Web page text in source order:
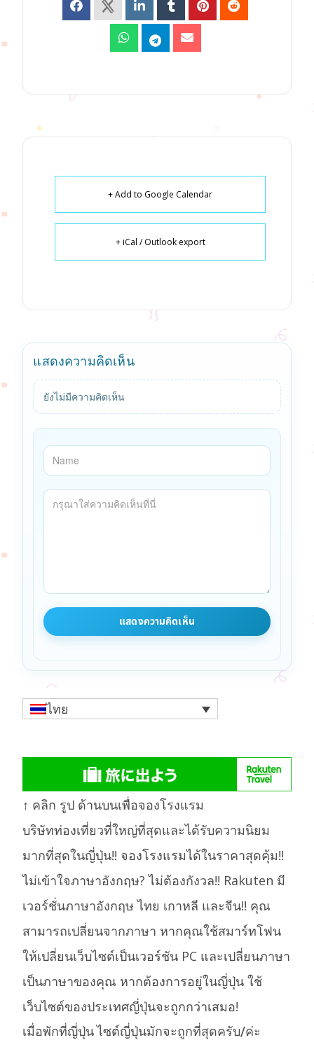
+ Add to Google Calendar
+ iCal / Outlook export
แสดงความคิดเห็น
ยังไม่มีความคิดเห็น
ไทย
↑ คลิก รูป ด้านบนเพื่อจองโรงแรม
บริษัทท่องเที่ยวที่ใหญ่ที่สุดและได้รับความนิยม
มากที่สุดในญี่ปุ่น!! จองโรงแรมได้ในราคาสุดคุ้ม!!
ไม่เข้าใจภาษาอังกฤษ? ไม่ต้องกังวล!! Rakuten มี
เวอร์ชั่นภาษาอังกฤษ ไทย เกาหลี และจีน!! คุณ
สามารถเปลี่ยนจากภาษา หากคุณใช้สมาร์ทโฟน
ให้เปลี่ยนเว็บไซต์เป็นเวอร์ชัน PC และเปลี่ยนภาษา
เป็นภาษาของคุณ หากต้องการอยู่ในญี่ปุ่น ใช้
เว็บไซต์ของประเทศญี่ปุ่นจะถูกกว่าเสมอ!
เมื่อพักที่ญี่ปุ่น ไซต์ญี่ปุ่นมักจะถูกที่สุดครับ/ค่ะ